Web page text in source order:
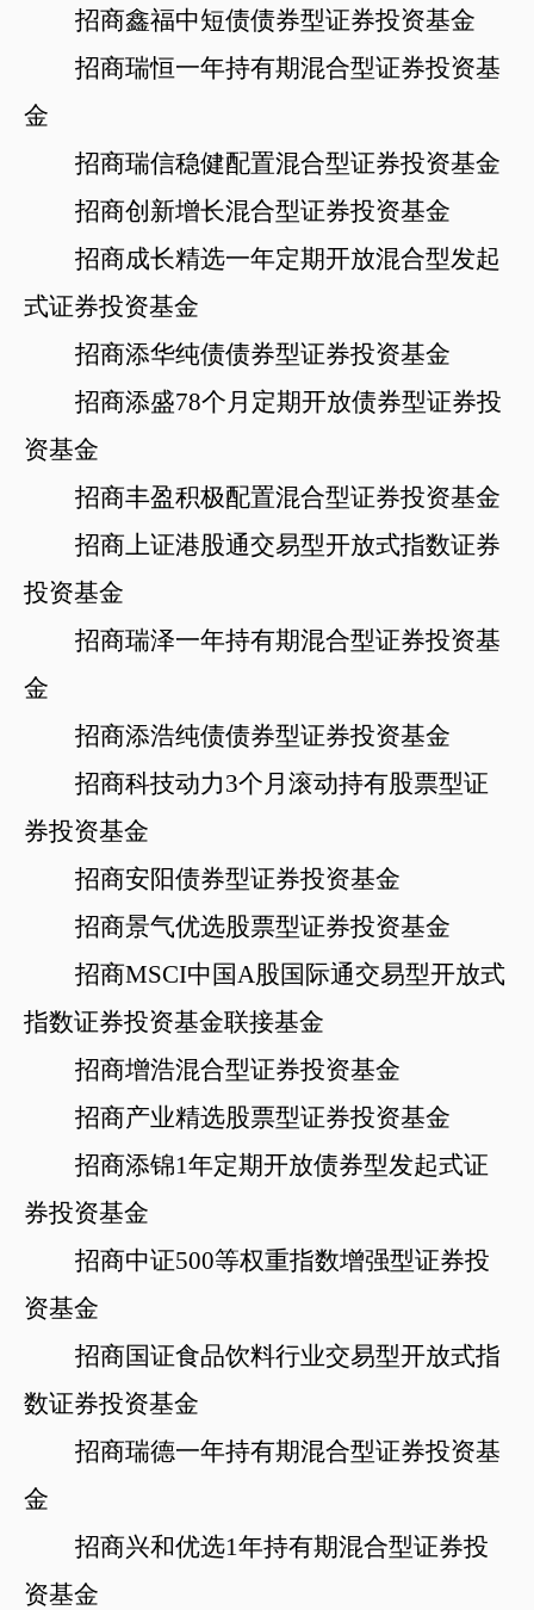
招商鑫福中短债债券型证券投资基金
招商瑞恒一年持有期混合型证券投资基
金
招商瑞信稳健配置混合型证券投资基金
招商创新增长混合型证券投资基金
招商成长精选一年定期开放混合型发起
式证券投资基金
招商添华纯债债券型证券投资基金
招商添盛78个月定期开放债券型证券投
资基金
招商丰盈积极配置混合型证券投资基金
招商上证港股通交易型开放式指数证券
投资基金
招商瑞泽一年持有期混合型证券投资基
金
招商添浩纯债债券型证券投资基金
招商科技动力3个月滚动持有股票型证
券投资基金
招商安阳债券型证券投资基金
招商景气优选股票型证券投资基金
招商MSCI中国A股国际通交易型开放式
指数证券投资基金联接基金
招商增浩混合型证券投资基金
招商产业精选股票型证券投资基金
招商添锦1年定期开放债券型发起式证
券投资基金
招商中证500等权重指数增强型证券投
资基金
招商国证食品饮料行业交易型开放式指
数证券投资基金
招商瑞德一年持有期混合型证券投资基
金
招商兴和优选1年持有期混合型证券投
资基金